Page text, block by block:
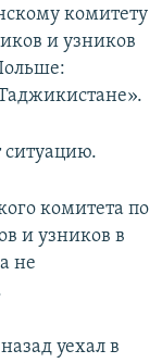
комитету
и узников
ситуацию.
комитета по
и узников в
не
уехал в